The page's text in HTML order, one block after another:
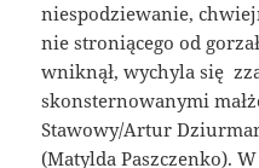
niespodziewanie,
nie stroniącego od
wniknął, wychyla się
skonsternowanymi
Stawowy/Artur
(Matylda Paszczenko).